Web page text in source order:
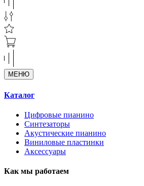
МЕНЮ
Каталог
Цифровые пианино
Синтезаторы
Акустические пианино
Виниловые пластинки
Аксессуары
Как мы работаем